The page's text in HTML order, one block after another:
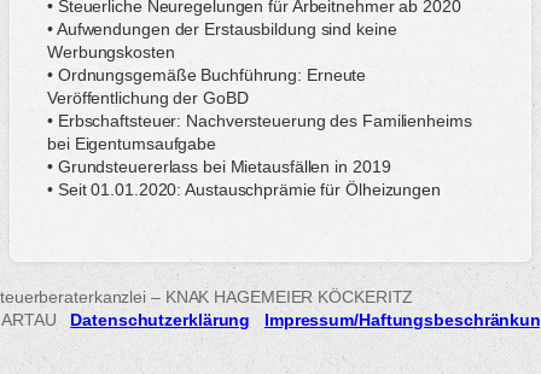
• Steuerliche Neuregelungen für Arbeitnehmer ab 2020
• Aufwendungen der Erstausbildung sind keine
Werbungskosten
• Ordnungsgemäße Buchführung: Erneute
Veröffentlichung der GoBD
• Erbschaftsteuer: Nachversteuerung des Familienheims
bei Eigentumsaufgabe
• Grundsteuererlass bei Mietausfällen in 2019
• Seit 01.01.2020: Austauschprämie für Ölheizungen
– KNAK HAGEMEIER KÖCKERITZ
Datenschutzerklärung Impressum/